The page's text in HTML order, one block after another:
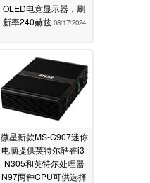
OLED电竞显示器，刷
新率240赫兹 08/17/2024
微星新款MS-C907迷你
电脑提供英特尔酷睿i3-
N305和英特尔处理器
N97两种CPU可供选择